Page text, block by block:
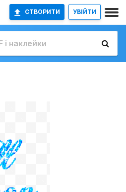
СТВОРИТИ УВІЙТИ